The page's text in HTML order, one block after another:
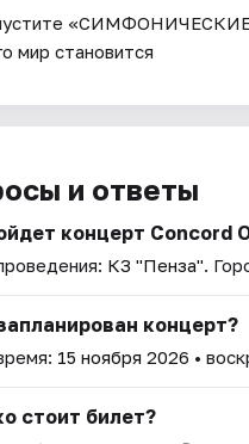
«СИМФОНИЧЕСКИЕ
мир становится
и ответы
концерт
КЗ "Пенза".
концерт?
15 ноября 2026 •
стоит билет?